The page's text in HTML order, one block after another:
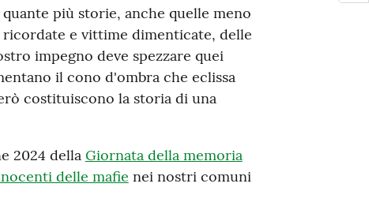
più storie, anche quelle meno
e vittime dimenticate, delle
impegno deve spezzare quei
il cono d'ombra che eclissa
costituiscono la storia di una
2024 della Giornata della memoria
delle mafie nei nostri comuni